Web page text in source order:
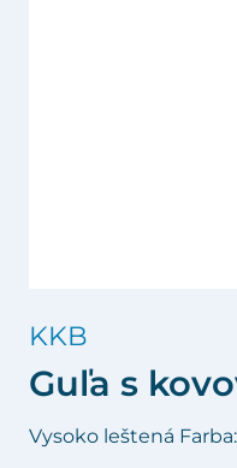
KKB
Guľa s
Vysoko leštená